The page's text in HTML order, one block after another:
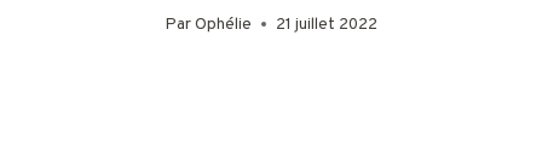
ParOphélie 21 juillet 2022